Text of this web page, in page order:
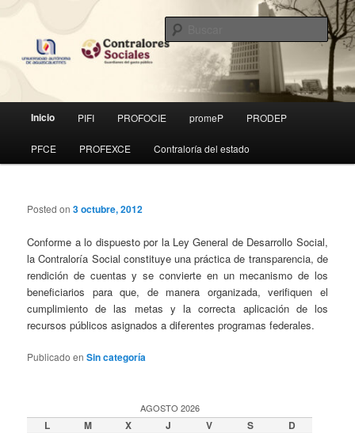
contenido
principal
contenido
secundario
Contraloría Social
Inicio PIFI PROFOCIE promeP PRODEP
PFCE PROFEXCE Contraloría del estado
Posted on3 octubre, 2012
Conforme a lo dispuesto por la Ley General de Desarrollo Social,
la Contraloría Social constituye una práctica de transparencia, de
rendición de cuentas y se convierte en un mecanismo de los
beneficiarios para que, de manera organizada, verifiquen el
cumplimiento de las metas y la correcta aplicación de los
recursos públicos asignados a diferentes programas federales.
Publicado en Sin categoría
AGOSTO 2026
L M X J V S D